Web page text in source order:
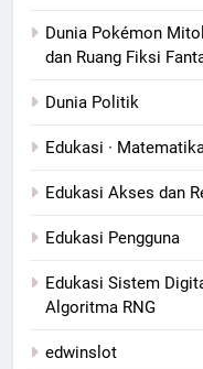
Dunia Pokémon
dan Ruang Fiksi
Dunia Politik
Edukasi ·
Edukasi Akses dan
Edukasi Pengguna
Edukasi Sistem
Algoritma RNG
edwinslot